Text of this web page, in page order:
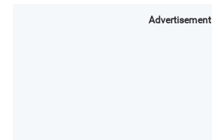
Advertisement